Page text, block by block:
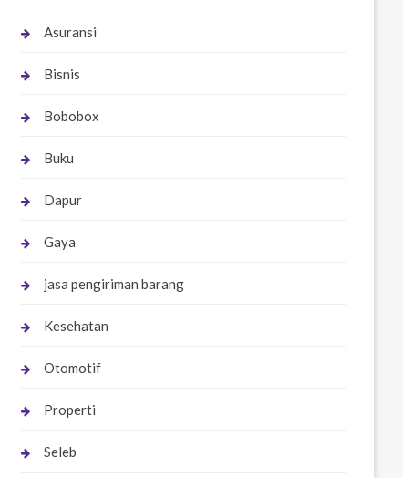
Asuransi
Bisnis
Bobobox
Buku
Dapur
Gaya
jasa pengiriman barang
Kesehatan
Otomotif
Properti
Seleb